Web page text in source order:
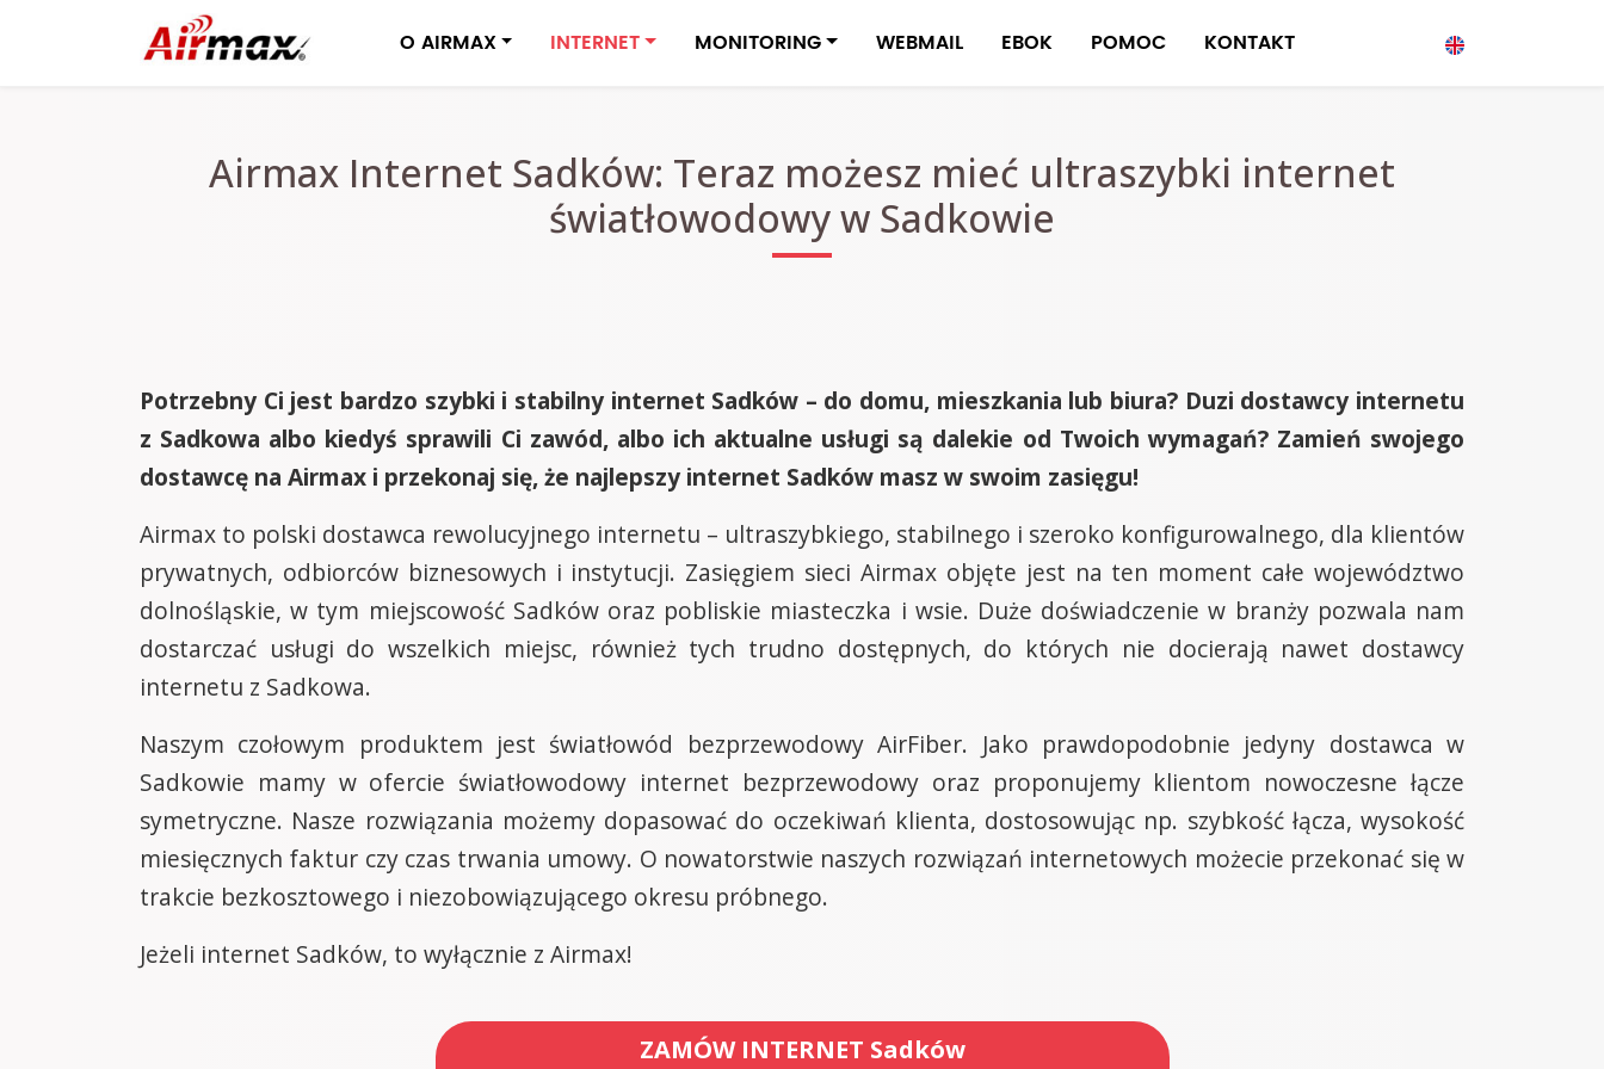
O AIRMAX INTERNET MONITORING WEBMAIL EBOK POMOC KONTAKT
Airmax Internet Sadków: Teraz możesz mieć ultraszybki internet
światłowodowy w Sadkowie
Potrzebny Ci jest bardzo szybki i stabilny internet Sadków – do domu, mieszkania lub biura? Duzi dostawcy internetu
z Sadkowa albo kiedyś sprawili Ci zawód, albo ich aktualne usługi są dalekie od Twoich wymagań? Zamień swojego
dostawcę na Airmax i przekonaj się, że najlepszy internet Sadków masz w swoim zasięgu!
Airmax to polski dostawca rewolucyjnego internetu – ultraszybkiego, stabilnego i szeroko konfigurowalnego, dla klientów
prywatnych, odbiorców biznesowych i instytucji. Zasięgiem sieci Airmax objęte jest na ten moment całe województwo
dolnośląskie, w tym miejscowość Sadków oraz pobliskie miasteczka i wsie. Duże doświadczenie w branży pozwala nam
dostarczać usługi do wszelkich miejsc, również tych trudno dostępnych, do których nie docierają nawet dostawcy
internetu z Sadkowa.
Naszym czołowym produktem jest światłowód bezprzewodowy AirFiber. Jako prawdopodobnie jedyny dostawca w
Sadkowie mamy w ofercie światłowodowy internet bezprzewodowy oraz proponujemy klientom nowoczesne łącze
symetryczne. Nasze rozwiązania możemy dopasować do oczekiwań klienta, dostosowując np. szybkość łącza, wysokość
miesięcznych faktur czy czas trwania umowy. O nowatorstwie naszych rozwiązań internetowych możecie przekonać się w
trakcie bezkosztowego i niezobowiązującego okresu próbnego.
Jeżeli internet Sadków, to wyłącznie z Airmax!
ZAMÓW INTERNET Sadków